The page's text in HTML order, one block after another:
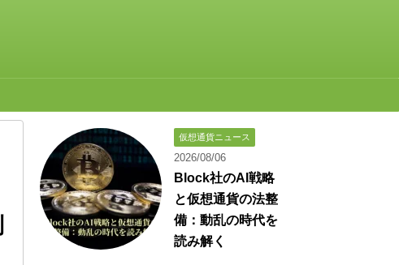
仮想通貨ニュース
2026/08/06
Block社のAI戦略
と仮想通貨の法整
備：動乱の時代を
読み解く